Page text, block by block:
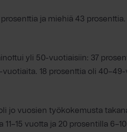
ja miehiä 43
yli 50-vuotiaisiin: 37
18 prosenttia oli
jo vuosien työkokemusta
vuotta ja 20 prosentilla